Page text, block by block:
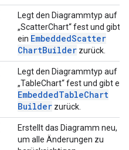
Legt den Diagrammtyp auf
„ScatterChart“ fest und gibt
ein EmbeddedScatter
ChartBuilder zurück.
Legt den Diagrammtyp auf
„TableChart“ fest und gibt ein
EmbeddedTableChart
Builder zurück.
Erstellt das Diagramm neu,
um alle Änderungen zu